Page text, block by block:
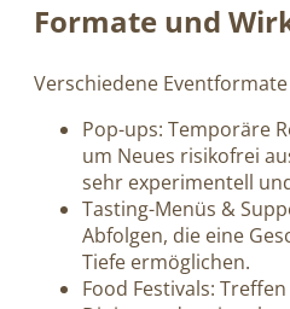
Formate und
Verschiedene
Pop-ups: Temporäre
um Neues risikofrei
sehr experimentell
Tasting-Menüs &
Abfolgen, die eine
Tiefe ermöglichen.
Food Festivals: